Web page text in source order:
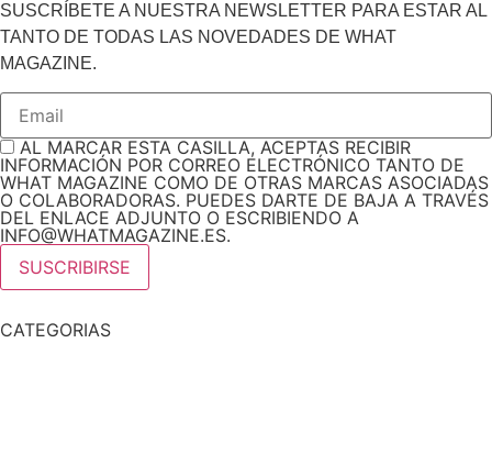
SUSCRÍBETE A NUESTRA NEWSLETTER PARA ESTAR AL
TANTO DE TODAS LAS NOVEDADES DE WHAT
MAGAZINE.
AL MARCAR ESTA CASILLA, ACEPTAS RECIBIR
INFORMACIÓN POR CORREO ELECTRÓNICO TANTO DE
WHAT MAGAZINE COMO DE OTRAS MARCAS ASOCIADAS
O COLABORADORAS. PUEDES DARTE DE BAJA A TRAVÉS
DEL ENLACE ADJUNTO O ESCRIBIENDO A
INFO@WHATMAGAZINE.ES.
CATEGORIAS